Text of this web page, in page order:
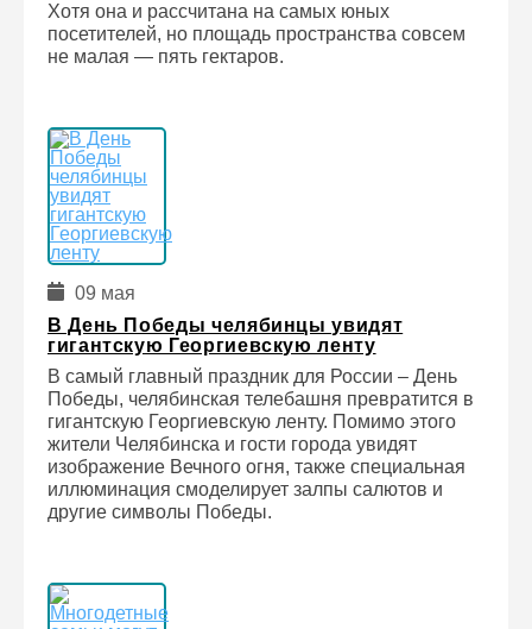
Хотя она и рассчитана на самых юных
посетителей, но площадь пространства совсем
не малая — пять гектаров.
09 мая
В День Победы челябинцы увидят
гигантскую Георгиевскую ленту
В самый главный праздник для России – День
Победы, челябинская телебашня превратится в
гигантскую Георгиевскую ленту. Помимо этого
жители Челябинска и гости города увидят
изображение Вечного огня, также специальная
иллюминация смоделирует залпы салютов и
другие символы Победы.